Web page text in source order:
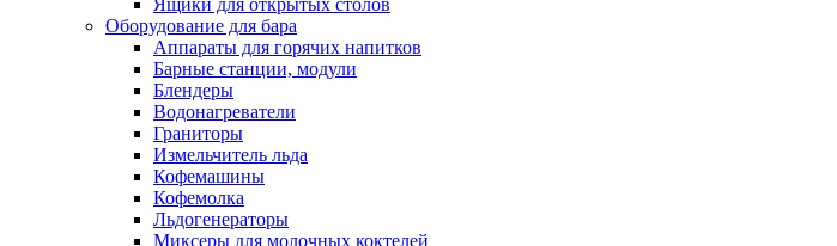
Ящики для открытых столов
Оборудование для бара
Аппараты для горячих напитков
Барные станции, модули
Блендеры
Водонагреватели
Граниторы
Измельчитель льда
Кофемашины
Кофемолка
Льдогенераторы
Миксеры для молочных коктелей